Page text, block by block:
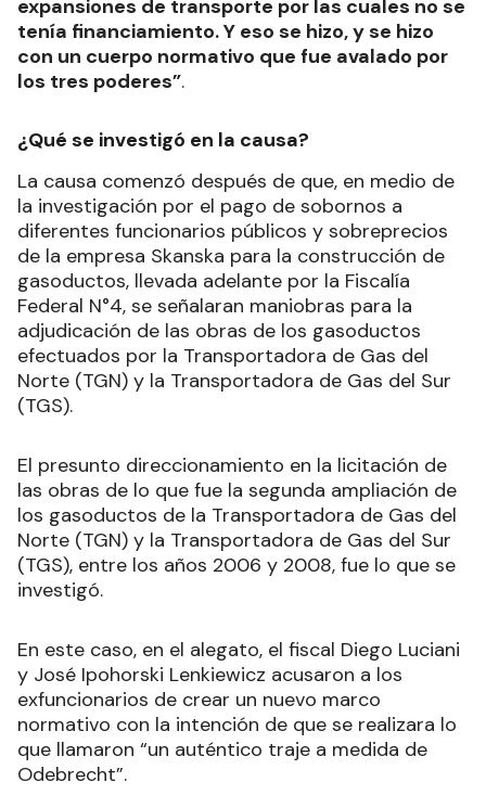
expansiones de transporte por las cuales no se
tenía financiamiento. Y eso se hizo, y se hizo
con un cuerpo normativo que fue avalado por
los tres poderes”.
¿Qué se investigó en la causa?
La causa comenzó después de que, en medio de
la investigación por el pago de sobornos a
diferentes funcionarios públicos y sobreprecios
de la empresa Skanska para la construcción de
gasoductos, llevada adelante por la Fiscalía
Federal N°4, se señalaran maniobras para la
adjudicación de las obras de los gasoductos
efectuados por la Transportadora de Gas del
Norte (TGN) y la Transportadora de Gas del Sur
(TGS).
El presunto direccionamiento en la licitación de
las obras de lo que fue la segunda ampliación de
los gasoductos de la Transportadora de Gas del
Norte (TGN) y la Transportadora de Gas del Sur
(TGS), entre los años 2006 y 2008, fue lo que se
investigó.
En este caso, en el alegato, el fiscal Diego Luciani
y José Ipohorski Lenkiewicz acusaron a los
exfuncionarios de crear un nuevo marco
normativo con la intención de que se realizara lo
que llamaron “un auténtico traje a medida de
Odebrecht”.